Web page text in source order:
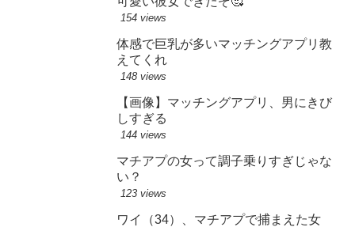
154 views
体感で巨乳が多いマッチングアプリ教
えてくれ
148 views
【画像】マッチングアプリ、男にきび
しすぎる
144 views
マチアプの女って調子乗りすぎじゃな
い？
123 views
ワイ（34）、マチアプで捕まえた女